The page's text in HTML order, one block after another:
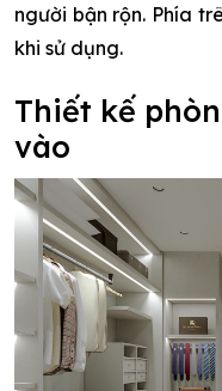
người bận rộn. Phía
khi sử dụng.
Thiết kế
vào